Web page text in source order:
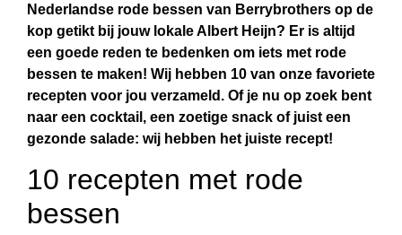
Nederlandse rode bessen van Berrybrothers op de
kop getikt bij jouw lokale Albert Heijn? Er is altijd
een goede reden te bedenken om iets met rode
bessen te maken! Wij hebben 10 van onze favoriete
recepten voor jou verzameld. Of je nu op zoek bent
naar een cocktail, een zoetige snack of juist een
gezonde salade: wij hebben het juiste recept!
10 recepten met rode
bessen